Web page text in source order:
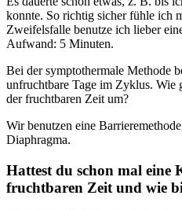
konnte. So richtig sicher fühle ich
Zweifelsfalle benutze ich lieber
Aufwand: 5 Minuten.
Bei der symptothermale Methode
unfruchtbare Tage im Zyklus. Wie
der fruchtbaren Zeit um?
Wir benutzen eine
Diaphragma.
Hattest du schon mal eine
fruchtbaren Zeit und wie